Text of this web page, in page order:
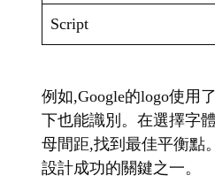
Script
例如,Google的logo使用
下也能識別。在選擇字
母間距,找到最佳平衡點
設計成功的關鍵之一。